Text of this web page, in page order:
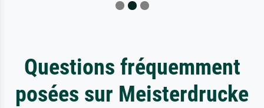
Questions fréquemment
posées sur Meisterdrucke